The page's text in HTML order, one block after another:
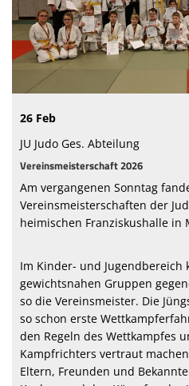
26 Feb
JU Judo Ges. Abteilung
Vereinsmeisterschaft 2026
Am vergangenen Sonntag
Vereinsmeisterschaften der
heimischen Franziskushalle in
Im Kinder- und
gewichtsnahen Gruppen
so die Vereinsmeister. Die
so schon erste
den Regeln des Wettkampfes
Kampfrichters vertraut
Eltern, Freunden und